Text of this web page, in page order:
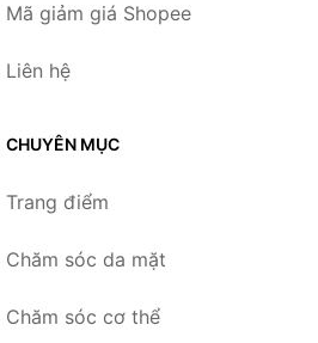
Mã giảm giá Shopee
Liên hệ
CHUYÊN MỤC
Trang điểm
Chăm sóc da mặt
Chăm sóc cơ thể